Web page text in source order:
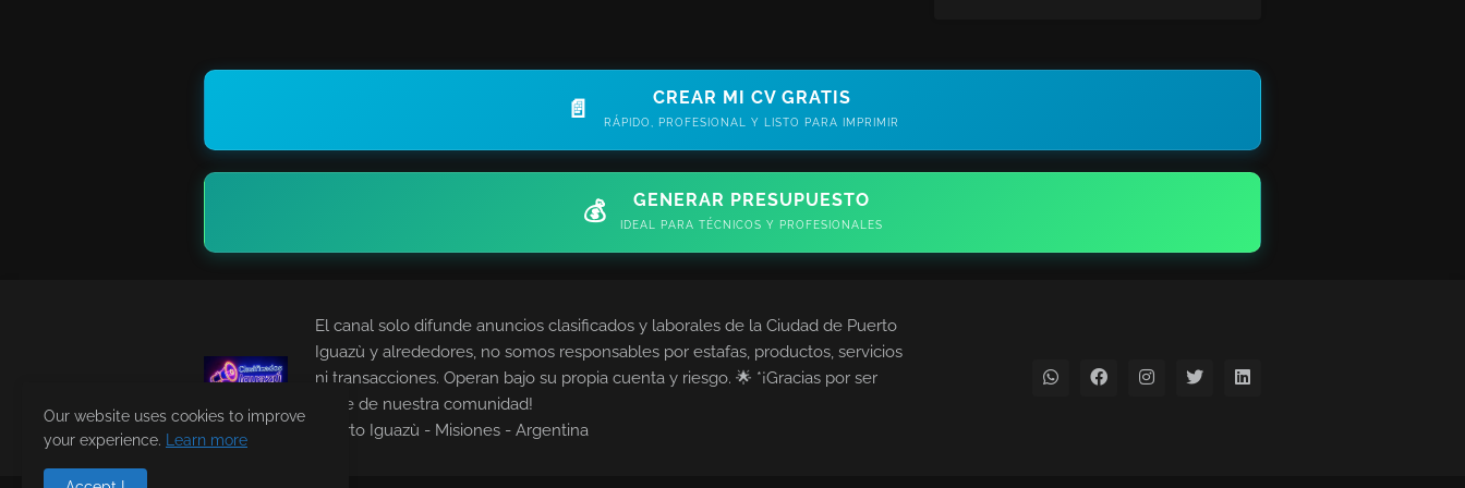
📄 CREAR MI CV GRATIS
RÁPIDO, PROFESIONAL Y LISTO PARA IMPRIMIR
💰 GENERAR PRESUPUESTO
IDEAL PARA TÉCNICOS Y PROFESIONALES
El canal solo difunde anuncios clasificados y laborales de la Ciudad de Puerto
Iguazù y alrededores, no somos responsables por estafas, productos, servicios
ni transacciones. Operan bajo su propia cuenta y riesgo. 🌟 *¡Gracias por ser
parte de nuestra comunidad!
Puerto Iguazù - Misiones - Argentina
Our website uses cookies to improve
your experience.
Learn more